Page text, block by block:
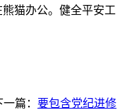
猫办公。健全平安工
一篇： 要包含党纪进修